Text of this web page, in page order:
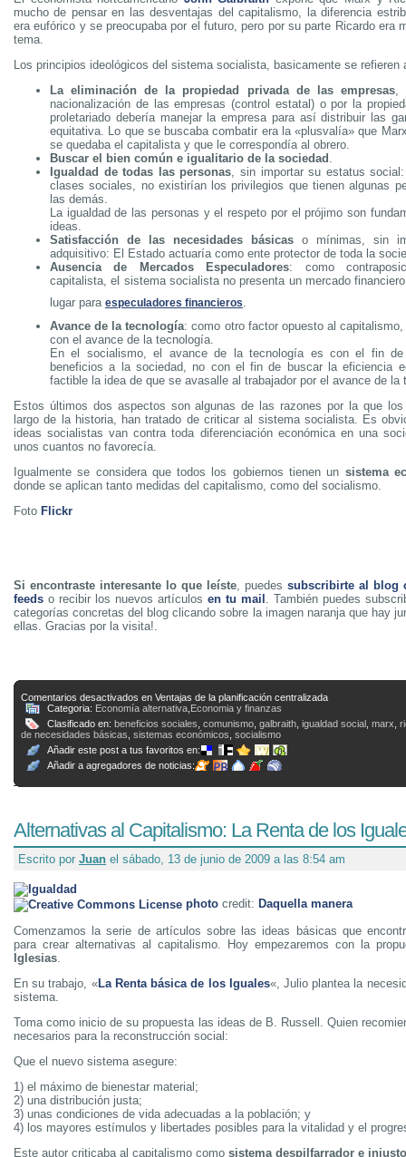
mucho de pensar en las desventajas del capitalismo, la diferencia
era eufórico y se preocupaba por el futuro, pero por su parte Ricardo era
tema.
Los principios ideológicos del sistema socialista, basicamente se refieren
La eliminación de la propiedad privada de las empresas,
nacionalización de las empresas (control estatal) o por la
proletariado debería manejar la empresa para así distribuir las
equitativa. Lo que se buscaba combatir era la «plusvalía» que
se quedaba el capitalista y que le correspondía al obrero.
Buscar el bien común e igualitario de la sociedad .
Igualdad de todas las personas, sin importar su estatus
clases sociales, no existirían los privilegios que tienen algunas
las demás.
La igualdad de las personas y el respeto por el prójimo son
ideas.
Satisfacción de las necesidades básicas o mínimas, sin
adquisitivo: El Estado actuaría como ente protector de toda la
Ausencia de Mercados Especuladores: como
capitalista, el sistema socialista no presenta un mercado
lugar para especuladores financieros.
Avance de la tecnología: como otro factor opuesto al
con el avance de la tecnología.
En el socialismo, el avance de la tecnología es con el fin de
beneficios a la sociedad, no con el fin de buscar la eficiencia
factible la idea de que se avasalle al trabajador por el avance de la
Estos últimos dos aspectos son algunas de las razones por la que
largo de la historia, han tratado de criticar al sistema socialista. Es
ideas socialistas van contra toda diferenciación económica en una
unos cuantos no favorecía.
Igualmente se considera que todos los gobiernos tienen un sistema
donde se aplican tanto medidas del capitalismo, como del socialismo.
Foto Flickr
Si encontraste interesante lo que leíste, puedessubscribirte al blog
feeds o recibir los nuevos artículosen tu mail . También puedes
categorías concretas del blog clicando sobre la imagen naranja que hay
ellas. Gracias por la visita!.
Comentarios desactivados en Ventajas de la planificación centralizada
Categoria: Economía alternativa Economia y finanzas
Clasificado en: beneficios sociales comunismo galbraith igualdad social marx
de necesidades básicas sistemas económicos socialismo
Añadir este post a tus favoritos en:
Añadir a agregadores de noticias:
Alternativas al Capitalismo: La Renta de los
Escrito por Juan el sábado, 13 de junio de 2009 a las 8:54 am
photo credit: Daquella manera
Comenzamos la serie de artículos sobre las ideas básicas que
para crear alternativas al capitalismo. Hoy empezaremos con la
Iglesias
En su trabajo, «La Renta básica de los Iguales«, Julio plantea la
sistema.
Toma como inicio de su propuesta las ideas de B. Russell. Quien
necesarios para la reconstrucción social:
Que el nuevo sistema asegure:
1) el máximo de bienestar material;
2) una distribución justa;
3) unas condiciones de vida adecuadas a la población; y
4) los mayores estímulos y libertades posibles para la vitalidad y el
Este autor criticaba al capitalismo como sistema despilfarrador e